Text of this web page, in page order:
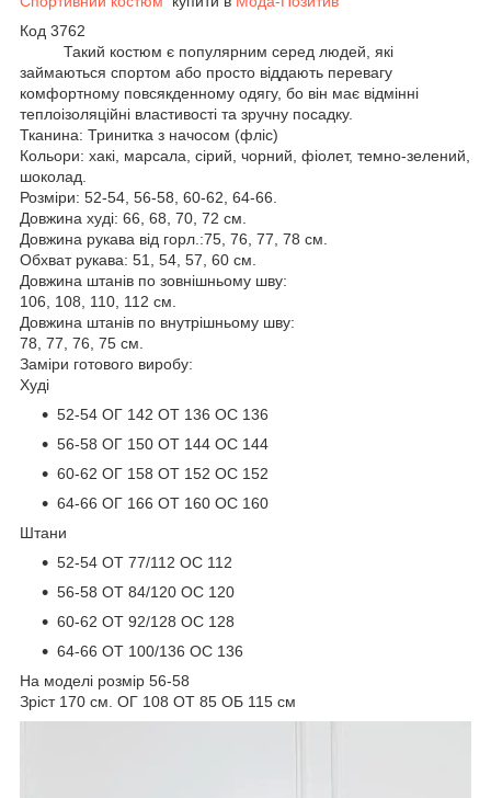
Код 3762
Такий костюм є популярним серед людей, які
займаються спортом або просто віддають перевагу
комфортному повсякденному одягу, бо він має відмінні
теплоізоляційні властивості та зручну посадку.
Тканина: Тринитка з начосом (фліс)
Кольори: хакі, марсала, сірий, чорний, фіолет, темно-зелений,
шоколад.
Розміри: 52-54, 56-58, 60-62, 64-66.
Довжина худі: 66, 68, 70, 72 см.
Довжина рукава від горл.:75, 76, 77, 78 см.
Обхват рукава: 51, 54, 57, 60 см.
Довжина штанів по зовнішньому шву:
106, 108, 110, 112 см.
Довжина штанів по внутрішньому шву:
78, 77, 76, 75 см.
Заміри готового виробу:
Худі
52-54 ОГ 142 ОТ 136 ОС 136
56-58 ОГ 150 ОТ 144 ОС 144
60-62 ОГ 158 ОТ 152 ОС 152
64-66 ОГ 166 ОТ 160 ОС 160
Штани
52-54 ОТ 77/112 ОС 112
56-58 ОТ 84/120 ОС 120
60-62 ОТ 92/128 ОС 128
64-66 ОТ 100/136 ОС 136
На моделі розмір 56-58
Зріст 170 см. ОГ 108 ОТ 85 ОБ 115 см